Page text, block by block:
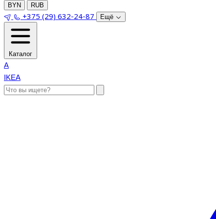
BYN RUB
+375 (29) 632-24-87 Ещё
Каталог
A
IKEA